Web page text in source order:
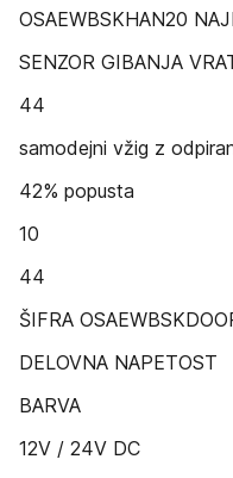
OSAEWBSKHAN20
SENZOR GIBANJA
44
samodejni vžig z
42% popusta
10
44
ŠIFRA
DELOVNA NAPETOST
BARVA
12V / 24V DC